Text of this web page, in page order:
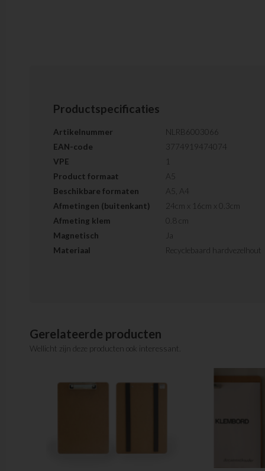
Productspecificaties
Artikelnummer
NLRB6003066
EAN-code
3774919474074
VPE
1
Product formaat
A5
Beschikbare formaten
A5, A4
Afmetingen (buitenkant)
24cm x 16cm x 0.3cm
Afmeting klem
0.8 cm
Magnetisch
Ja
Materiaal
Recyclebaard hardvezelhout
Gerelateerde producten
Wellicht zijn deze producten ook interessant.